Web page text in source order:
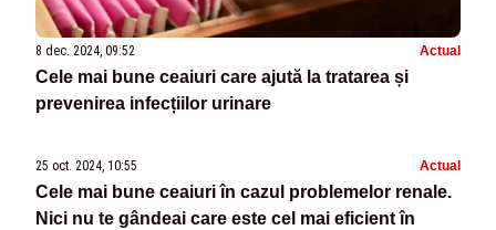
8 dec. 2024, 09:52 Actual
Cele mai bune ceaiuri care ajută la tratarea și
prevenirea infecțiilor urinare
25 oct. 2024, 10:55 Actual
Cele mai bune ceaiuri în cazul problemelor renale.
Nici nu te gândeai care este cel mai eficient în